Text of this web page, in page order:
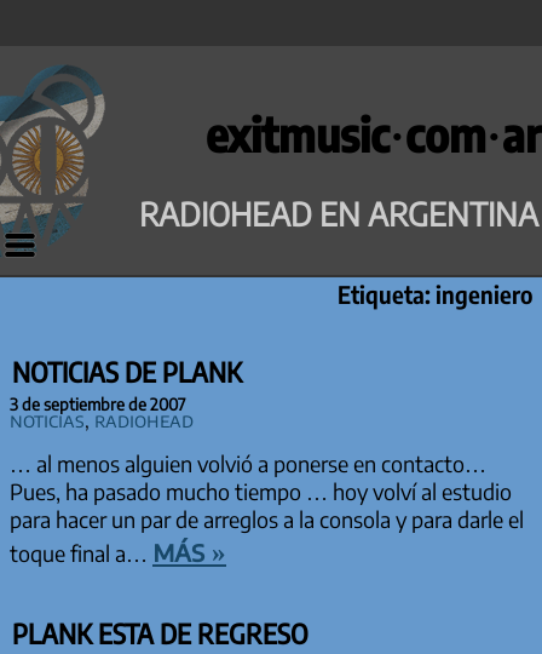
Saltar
al
contenido
exitmusic·com·ar
RADIOHEAD EN ARGENTINA
Etiqueta:ingeniero
NOTICIAS DE PLANK
3 de septiembre de 2007
Noticias, Radiohead
… al menos alguien volvió a ponerse en contacto…
Pues, ha pasado mucho tiempo … hoy volví al estudio
para hacer un par de arreglos a la consola y para darle el
toque final a… más »
PLANK ESTA DE REGRESO